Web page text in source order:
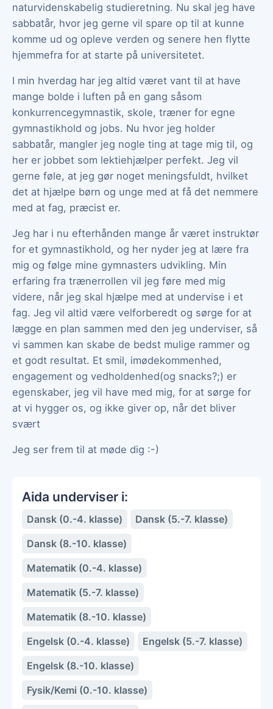
naturvidenskabelig studieretning. Nu skal jeg have
sabbatår, hvor jeg gerne vil spare op til at kunne
komme ud og opleve verden og senere hen flytte
hjemmefra for at starte på universitetet.
I min hverdag har jeg altid været vant til at have
mange bolde i luften på en gang såsom
konkurrencegymnastik, skole, træner for egne
gymnastikhold og jobs. Nu hvor jeg holder
sabbatår, mangler jeg nogle ting at tage mig til, og
her er jobbet som lektiehjælper perfekt. Jeg vil
gerne føle, at jeg gør noget meningsfuldt, hvilket
det at hjælpe børn og unge med at få det nemmere
med at fag, præcist er.
Jeg har i nu efterhånden mange år været instruktør
for et gymnastikhold, og her nyder jeg at lære fra
mig og følge mine gymnasters udvikling. Min
erfaring fra trænerrollen vil jeg føre med mig
videre, når jeg skal hjælpe med at undervise i et
fag. Jeg vil altid være velforberedt og sørge for at
lægge en plan sammen med den jeg underviser, så
vi sammen kan skabe de bedst mulige rammer og
et godt resultat. Et smil, imødekommenhed,
engagement og vedholdenhed(og snacks?;) er
egenskaber, jeg vil have med mig, for at sørge for
at vi hygger os, og ikke giver op, når det bliver
svært
Jeg ser frem til at møde dig :-)
Aida underviser i:
Dansk (0.-4. klasse)
Dansk (5.-7. klasse)
Dansk (8.-10. klasse)
Matematik (0.-4. klasse)
Matematik (5.-7. klasse)
Matematik (8.-10. klasse)
Engelsk (0.-4. klasse)
Engelsk (5.-7. klasse)
Engelsk (8.-10. klasse)
Fysik/Kemi (0.-10. klasse)